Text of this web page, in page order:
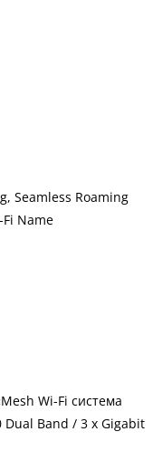
Seamless Roaming
Name
Wi-Fi система
Dual Band / 3 x Gigabit